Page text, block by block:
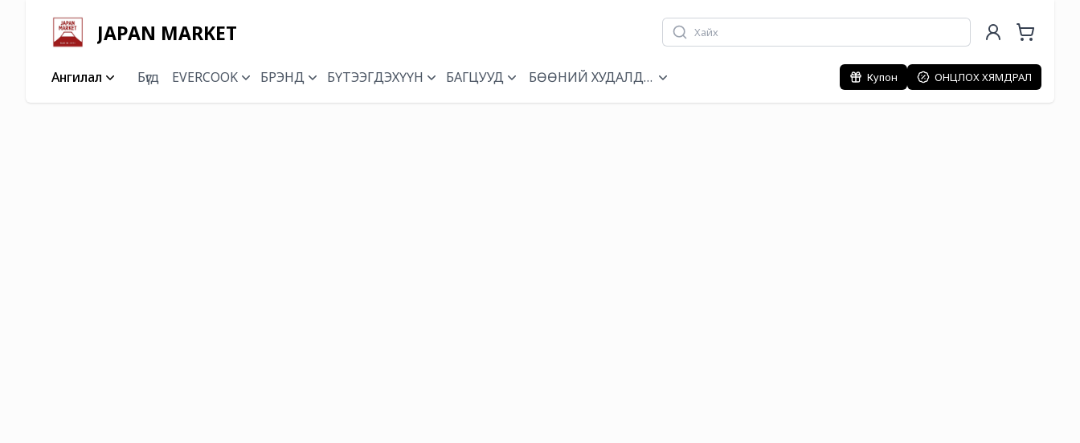
JAPAN MARKET
Ангилал Бүгд EVERCOOK БРЭНД БҮТЭЭГДЭХҮҮН БАГЦУУД БӨӨНИЙ ХУДАЛДАА Купон ОНЦЛОХ ХЯМДРАЛ